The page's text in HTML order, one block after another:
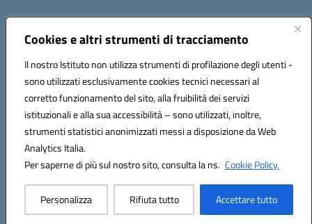
Cookies e altri strumenti di tracciamento
Il nostro Istituto non utilizza strumenti di profilazione degli utenti -
sono utilizzati esclusivamente cookies tecnici necessari al
corretto funzionamento del sito, alla fruibilità dei servizi
istituzionali e alla sua accessibilità – sono utilizzati, inoltre,
strumenti statistici anonimizzati messi a disposizione da Web
Analytics Italia.
Per saperne di più sul nostro sito, consulta la ns. Cookie Policy.
Personalizza Rifiuta tutto Accettare tutto
Indirizzo:Corso Vittorio Emanuele, 27 90133 - Palermo
Posta elettronica certificata (PEC):pais03600r@pec.istruzione.it
Codice fiscale: 97308550827
Codice meccanografico: PAIS03600R
Hosting & Powered by 3D Solution S.r.l.
Concept & Design by Designers Italia